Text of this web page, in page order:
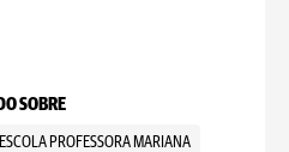
SOBRE
ESCOLA PROFESSORA MARIANA